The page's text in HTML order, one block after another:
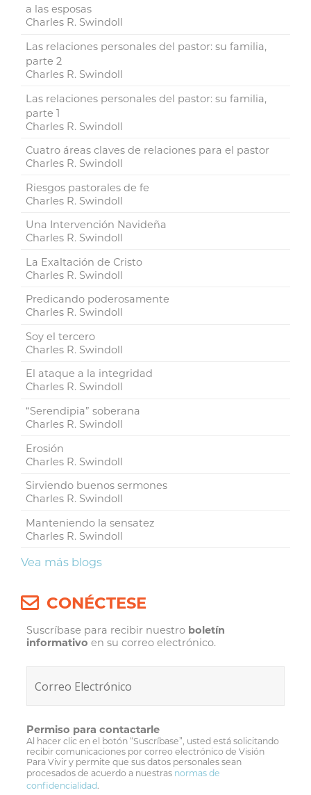
a las esposas
Charles R. Swindoll
Las relaciones personales del pastor: su familia,
parte 2
Charles R. Swindoll
Las relaciones personales del pastor: su familia,
parte 1
Charles R. Swindoll
Cuatro áreas claves de relaciones para el pastor
Charles R. Swindoll
Riesgos pastorales de fe
Charles R. Swindoll
Una Intervención Navideña
Charles R. Swindoll
La Exaltación de Cristo
Charles R. Swindoll
Predicando poderosamente
Charles R. Swindoll
Soy el tercero
Charles R. Swindoll
El ataque a la integridad
Charles R. Swindoll
“Serendipia” soberana
Charles R. Swindoll
Erosión
Charles R. Swindoll
Sirviendo buenos sermones
Charles R. Swindoll
Manteniendo la sensatez
Charles R. Swindoll
Vea más blogs
CONÉCTESE
Suscríbase para recibir nuestro boletín
informativo en su correo electrónico.
Permiso para contactarle
Al hacer clic en el botón “Suscríbase”, usted está solicitando
recibir comunicaciones por correo electrónico de Visión
Para Vivir y permite que sus datos personales sean
procesados de acuerdo a nuestras normas de
confidencialidad.